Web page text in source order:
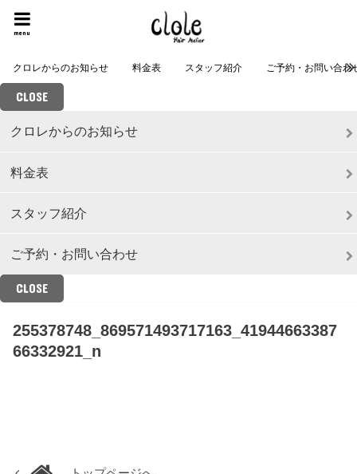
menu
クロレからのお知らせ 料金表 スタッフ紹介 ご予約・お問い合わ
CLOSE
クロレからのお知らせ
料金表
スタッフ紹介
ご予約・お問い合わせ
CLOSE
255378748_869571493717163_41944663387
66332921_n